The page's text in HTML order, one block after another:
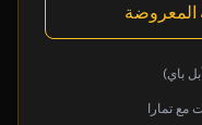
باي)
تمارا